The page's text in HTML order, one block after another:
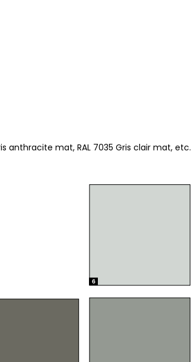
anthracite mat, RAL 7035 Gris clair mat, etc.